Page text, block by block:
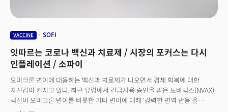
4억 달러 로열티를 지불했다.
VACCINE SOFI
잇따르는 코로나 백신과 치료제 / 시장의 포커스는 다시
인플레이션 / 소파이
오미크론 변이에 대응하는 백신과 치료제가 나오면서 경제 회복에 대한
자신감이 커지고 있다. 최근 유럽에서 긴급사용 승인을 받은 노바백스(NVAX)
백신이 오미크론 변이를 비롯한 기타 변이에 대해 '강력한 면역 반응'을